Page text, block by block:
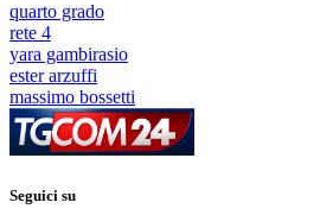
quarto grado
rete 4
yara gambirasio
ester arzuffi
massimo bossetti
Seguici su